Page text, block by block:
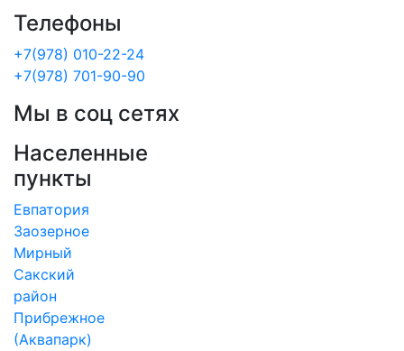
Телефоны
+7(978) 010-22-24
+7(978) 701-90-90
Мы в соц сетях
Населенные
пункты
Евпатория
Заозерное
Мирный
Сакский
район
Прибрежное
(Аквапарк)